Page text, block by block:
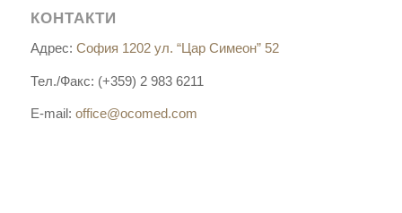
КОНТАКТИ
Адрес: София 1202 ул. “Цар Симеон” 52
Тел./Факс: (+359) 2 983 6211
E-mail: office@ocomed.com